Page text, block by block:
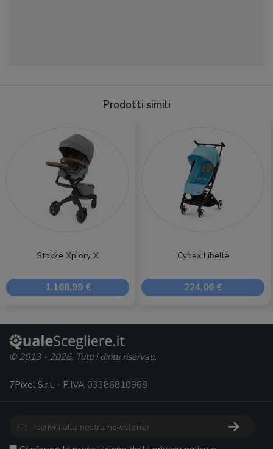
Prodotti simili
Stokke Xplory X
1.168,99 €
Cybex Libelle
224,06 €
© 2013 - 2026. Tutti i diritti riservati.
7Pixel S.r.l. - P.IVA 03386810968